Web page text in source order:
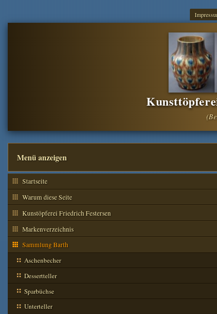
Menü anzeigen
Startseite
Warum diese Seite
Kunstöpferei Friedrich Festersen
Markenverzeichnis
Sammlung Barth
Aschenbecher
Dessertteller
Sparbüchse
Unterteller